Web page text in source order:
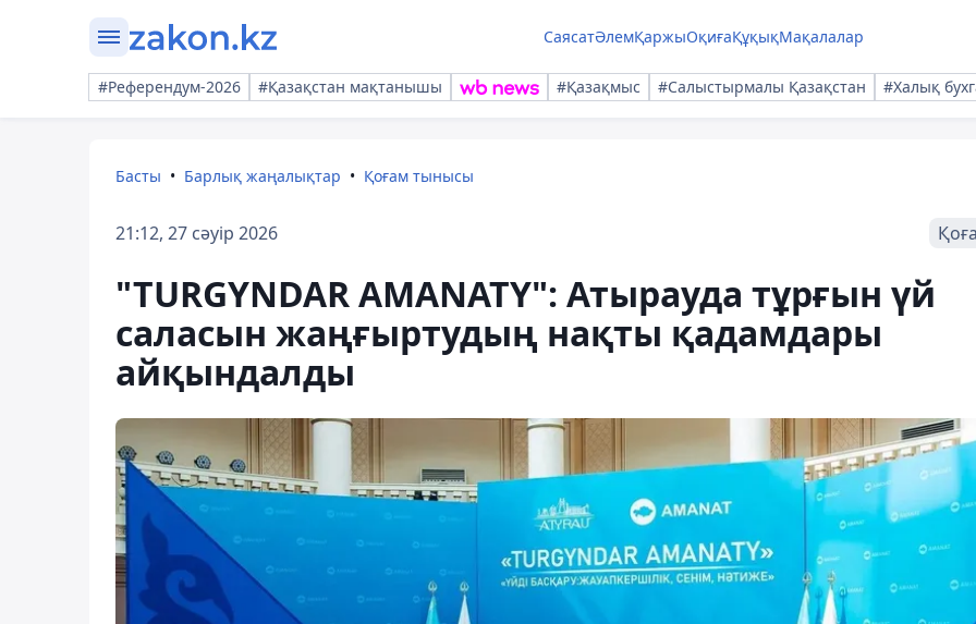
СаясатӘлемҚаржыОқиғаҚұқықМақалалар
#Референдум-2026 #Қазақстан мақтанышы #Қазақмыс #Салыстырмалы Қазақстан #Халық
Басты Барлық жаңалықтар Қоғам тынысы
21:12, 27 сәуір 2026
"TURGYNDAR AMANATY": Атырауда тұрғын үй
саласын жаңғыртудың нақты қадамдары
айқындалды